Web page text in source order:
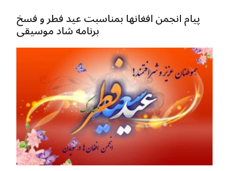
پیام انجمن افغانها بمناسبت عید فطر و فسخ
برنامه شاد موسیقی